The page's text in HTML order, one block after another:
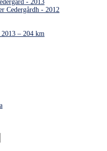
- 2013
Cedergårdh - 2012
– 204 km